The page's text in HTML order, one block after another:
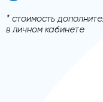
* стоимость
в личном кабинете